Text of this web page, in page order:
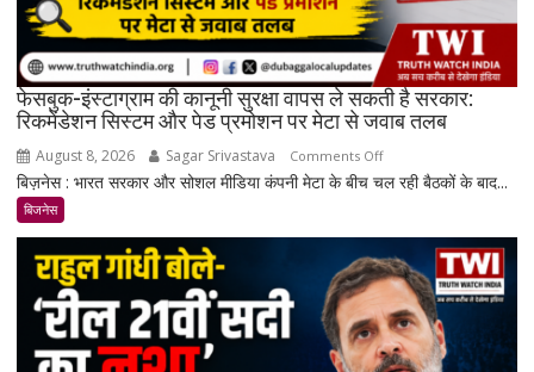
दाम
फेसबुक-इंस्टाग्राम की कानूनी सुरक्षा वापस ले सकती है सरकार:
रिकमेंडेशन सिस्टम और पेड प्रमोशन पर मेटा से जवाब तलब
August 8, 2026 Sagar Srivastava Comments Offon
फेसबुक-
कानूनी
सुरक्षा
वापस
ले
सकती
बिज़नेस : भारत सरकार और सोशल मीडिया कंपनी मेटा के बीच चल रही बैठकों के बाद...
बिजनेस